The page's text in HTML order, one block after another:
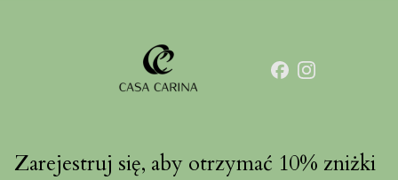
Zarejestruj się, aby otrzymać 10% zniżki